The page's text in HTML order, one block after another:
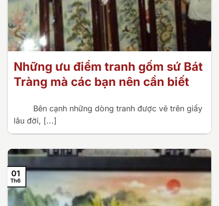
Những ưu điểm tranh gốm sứ Bát
Tràng mà các bạn nên cần biết
Bên cạnh những dòng tranh được vẽ trên giấy
lâu đời, [...]
01
Th6